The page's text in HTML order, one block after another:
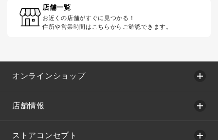
店舗一覧
お近くの店舗がすぐに見つかる！
住所や営業時間はこちらからご確認できます。
オンラインショップ
店舗情報
ストアコンセプト